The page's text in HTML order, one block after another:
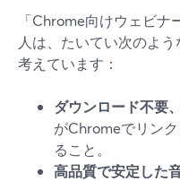
「Chrome向けウェビ
人は、たいてい次のよ
考えています：
ダウンロード不要
がChromeでリン
ること。
高品質で安定した